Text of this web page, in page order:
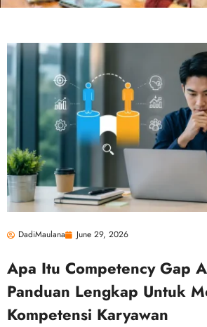
DadiMaulana June 29, 2026
Apa Itu Competency Gap
Panduan Lengkap Untuk
Kompetensi Karyawan